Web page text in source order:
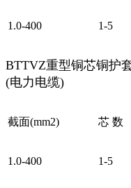
1.0-400 1-5
BTTVZ重型铜芯铜护
(电力电缆)
截面(mm2) 芯 数
1.0-400 1-5